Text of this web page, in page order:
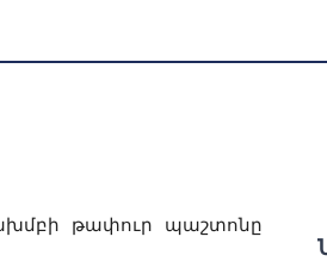
թափուր պաշտոնը